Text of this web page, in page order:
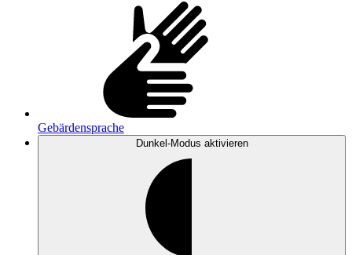
Gebärdensprache
Dunkel-Modus aktivieren